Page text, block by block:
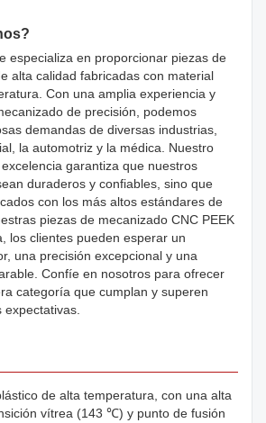
especializa en proporcionar piezas de
alta calidad fabricadas con material
Con una amplia experiencia y
de precisión, podemos
demandas de diversas industrias,
la automotriz y la médica. Nuestro
garantiza que nuestros
duraderos y confiables, sino que
con los más altos estándares de
piezas de mecanizado CNC PEEK
los clientes pueden esperar un
una precisión excepcional y una
Confíe en nosotros para ofrecer
categoría que cumplan y superen
de alta temperatura, con una alta
vítrea (143 ℃) y punto de fusión